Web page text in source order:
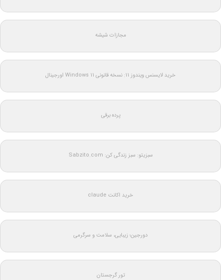
مجازات شیشه
خرید لایسنس ویندوز 11: نسخه قانونی Windows 11 اورجینال
پرده برقی
سبزیتو: سبز زندگی کن: Sabzito.com
خرید اکانت claude
دورجین؛ زیبایی، سلامت و سرگرمی
تور گرجستان